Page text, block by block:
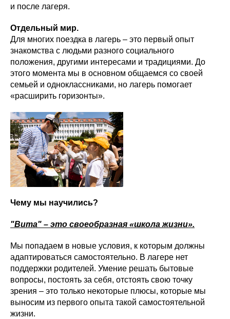
и после лагеря.
Отдельный мир.
Для многих поездка в лагерь – это первый опыт
знакомства с людьми разного социального
положения, другими интересами и традициями. До
этого момента мы в основном общаемся со своей
семьей и одноклассниками, но лагерь помогает
«расширить горизонты».
Чему мы научились?
"Вита" – это своеобразная «школа жизни».
Мы попадаем в новые условия, к которым должны
адаптироваться самостоятельно. В лагере нет
поддержки родителей. Умение решать бытовые
вопросы, постоять за себя, отстоять свою точку
зрения – это только некоторые плюсы, которые мы
выносим из первого опыта такой самостоятельной
жизни.